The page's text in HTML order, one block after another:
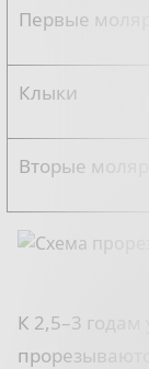
Первые
Клыки
Вторые
К 2,5–3 годам